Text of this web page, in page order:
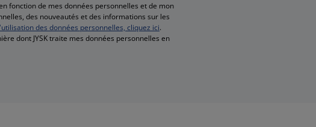
fonction de mes données personnelles et de mon
des nouveautés et des informations sur les
des données personnelles, cliquez ici.
dont JYSK traite mes données personnelles en